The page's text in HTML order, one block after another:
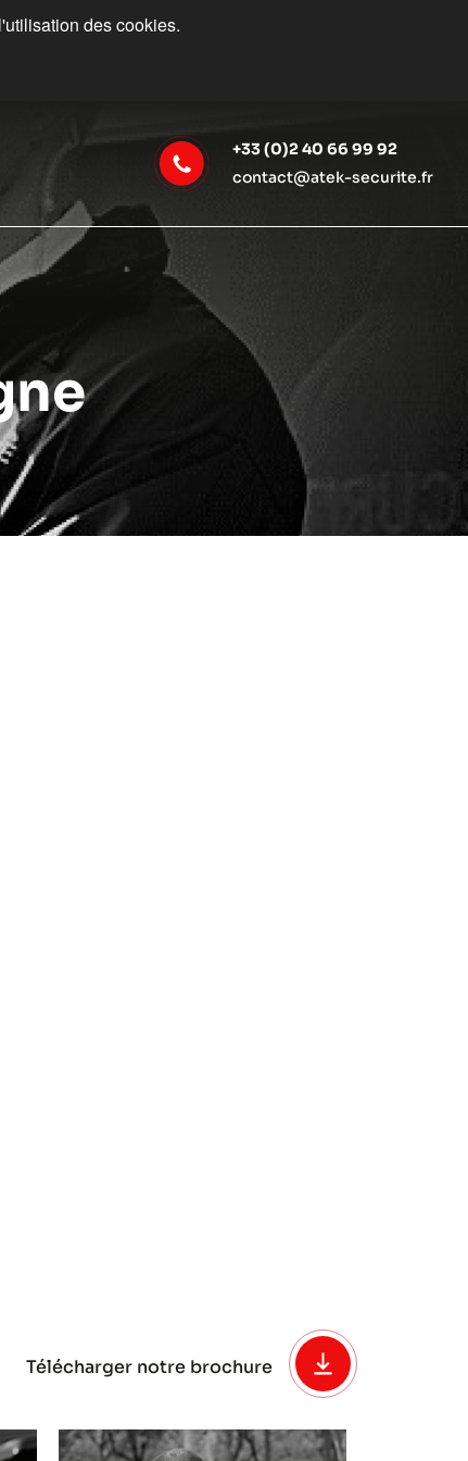
des cookies.
+33 (0)2 40 66 99 92
contact@atek-securite.fr
Télécharger notre brochure